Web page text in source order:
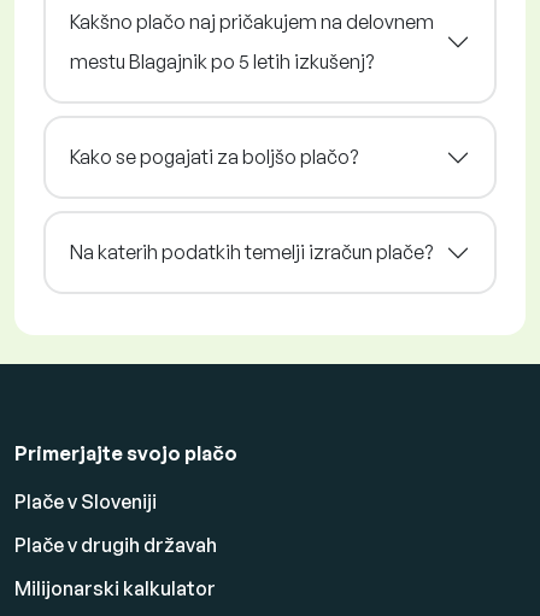
Kakšno plačo naj pričakujem na delovnem
mestu Blagajnik po 5 letih izkušenj?
Kako se pogajati za boljšo plačo?
Na katerih podatkih temelji izračun plače?
Primerjajte svojo plačo
Plače v Sloveniji
Plače v drugih državah
Milijonarski kalkulator